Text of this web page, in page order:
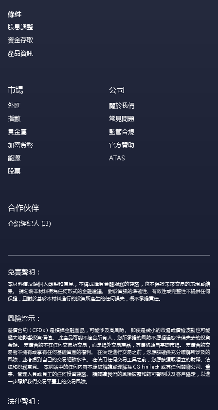
條件
股息調整
資金存取
產品資訊
市場
外匯
指數
貴金屬
加密貨幣
能源
股票
公司
關於我們
常見問題
監管合規
官方贊助
ATAS
合作伙伴
介紹經紀人 (IB)
免責聲明：
本材料僅反映個人觀點和意見，不構成購買金融服務的建議，也不保證未來交易的表現或結
果。 請勿將本材料視為任何形式的金融建議。 對於資訊的準確性、有效性或完整性不提供任何
保證，且對於基於本材料進行的投資所產生的任何損失，概不承擔責任。
風險警示：
差價合約（CFDs）是槓桿金融產品，可能涉及高風險。 即使是微小的市場或價格波動也可能
極大地影響投資價值。 此產品可能不適合所有人，您所承擔的風險不應超過您準備失去的投資
金額。 差價合約不在任何交易所交易，而是場外交易產品，其價格源自基礎市場。 差價合約交
易者不擁有或享有任何基礎資產的權利。 在決定進行交易之前，您應該確保充分瞭解所涉及的
風險，並考慮到自己的交易經驗水準。 在使用任何交易工具之前，您應該獲取獨立的財務、法
律和稅務意見。 本網站中的任何內容不應被解讀或理解為 CG FinTech 或其任何關聯公司、董
事、管理人員或員工的任何投資建議。 請閱讀我們的風險披露和認可聲明以及客戶協定，以進
一步瞭解我們交易平臺上的交易風險。
法律聲明：